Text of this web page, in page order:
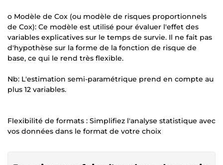
o Modèle de Cox (ou modèle de risques proportionnels
de Cox): Ce modèle est utilisé pour évaluer l'effet des
variables explicatives sur le temps de survie. Il ne fait pas
d'hypothèse sur la forme de la fonction de risque de
base, ce qui le rend très flexible.
Nb: L'estimation semi-paramétrique prend en compte au
plus 12 variables.
Flexibilité de formats : Simplifiez l'analyse statistique avec
vos données dans le format de votre choix